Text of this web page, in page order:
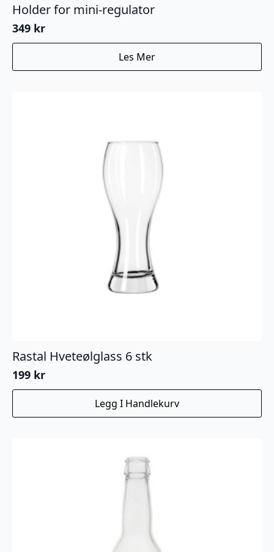
Holder for mini-regulator
349 kr
Les Mer
Rastal Hveteølglass 6 stk
199 kr
Legg I Handlekurv